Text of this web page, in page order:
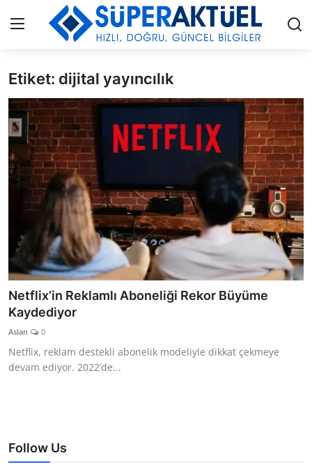
Giriş Kayıt Ol
İLETİŞİM
HAKKIMIZDA
KÜNYE
İŞ BİRLİĞİ
MÜZİK
TEKNOLOJİ
BİLGİ
ÖNEMLİ GÜNLER
Etiket: dijital yayıncılık
Netflix’in Reklamlı Aboneliği Rekor Büyüme
Kaydediyor
Aslan 0
Netflix, reklam destekli abonelik modeliyle dikkat çekmeye
devam ediyor. 2022’de...
Follow Us